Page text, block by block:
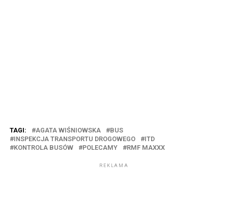
TAGI: AGATA WIŚNIOWSKA
BUS
INSPEKCJA TRANSPORTU DROGOWEGO
ITD
KONTROLA BUSÓW
POLECAMY RMF MAXXX
REKLAMA